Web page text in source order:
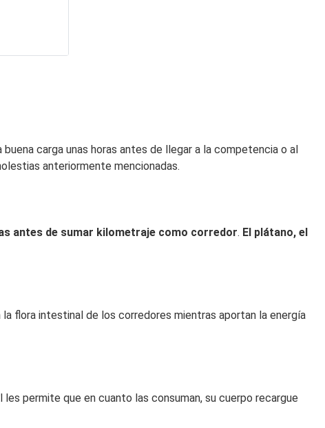
carga unas horas antes de llegar a la competencia o al
anteriormente mencionadas.
antes de sumar kilometraje como corredor. El plátano, el
la flora intestinal de los corredores mientras aportan la energía
les permite que en cuanto las consuman, su cuerpo recargue